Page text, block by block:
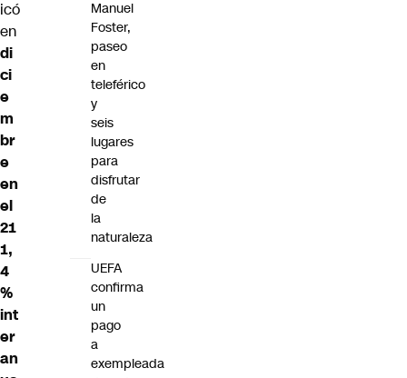
icó
en
di
ci
e
m
br
e
en
el
21
1,
4
%
int
er
an
Manuel
Foster,
paseo
en
teleférico
y
seis
lugares
para
disfrutar
de
la
naturaleza
UEFA
confirma
un
pago
a
exempleada